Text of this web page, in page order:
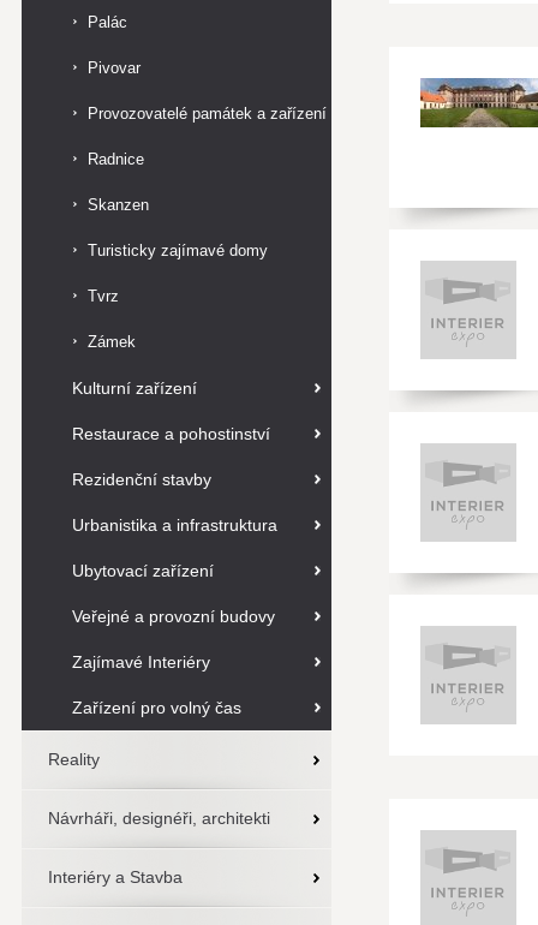
Palác
Pivovar
Provozovatelé památek a zařízení
Radnice
Skanzen
Turisticky zajímavé domy
Tvrz
Zámek
Kulturní zařízení
Restaurace a pohostinství
Rezidenční stavby
Urbanistika a infrastruktura
Ubytovací zařízení
Veřejné a provozní budovy
Zajímavé Interiéry
Zařízení pro volný čas
Reality
Návrháři, designéři, architekti
Interiéry a Stavba